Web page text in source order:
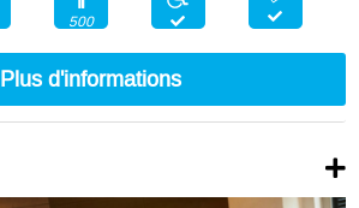
500
Plus d'informations